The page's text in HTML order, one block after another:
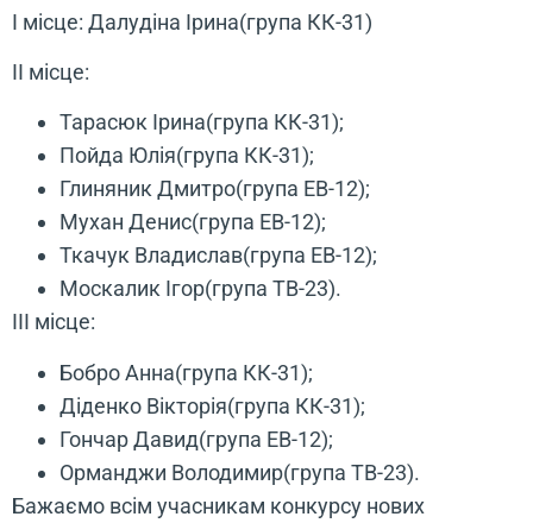
І місце: Далудіна Ірина(група КК-31)
ІІ місце:
Тарасюк Ірина(група КК-31);
Пойда Юлія(група КК-31);
Глиняник Дмитро(група ЕВ-12);
Мухан Денис(група ЕВ-12);
Ткачук Владислав(група ЕВ-12);
Москалик Ігор(група ТВ-23).
ІІІ місце:
Бобро Анна(група КК-31);
Діденко Вікторія(група КК-31);
Гончар Давид(група ЕВ-12);
Орманджи Володимир(група ТВ-23).
Бажаємо всім учасникам конкурсу нових